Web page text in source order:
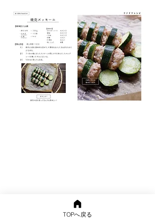
TOPへ戻る